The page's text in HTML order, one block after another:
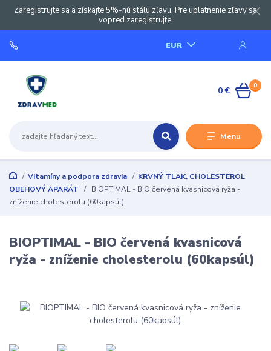
Zaregistrujte sa a získajte 5%-nú stálu zľavu. Pre uplatnenie zľavy sa
vopred zaregistrujte.
Menu
EUR
0
0 €
Vitamíny a podpora zdravia
KRVNÝ TLAK, CHOLESTEROL
OBEHOVÝ APARÁT
BIOPTIMAL - BIO červená kvasnicová ryža -
zníženie cholesterolu (60kapsúl)
BIOPTIMAL - BIO červená kvasnicová
ryža - zníženie cholesterolu (60kapsúl)